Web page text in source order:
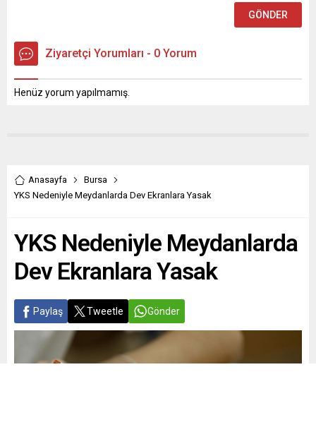
Ziyaretçi Yorumları - 0 Yorum
Henüz yorum yapılmamış.
Anasayfa
Bursa
YKS Nedeniyle Meydanlarda Dev Ekranlara Yasak
YKS Nedeniyle Meydanlarda
Dev Ekranlara Yasak
Paylaş Tweetle Gönder